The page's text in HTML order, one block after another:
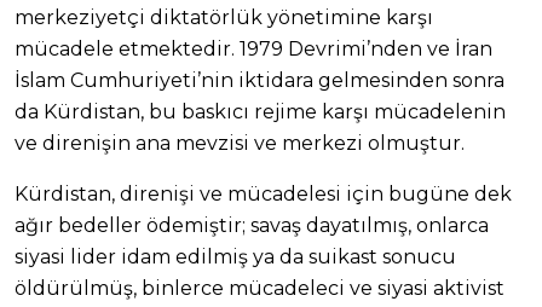
merkeziyetçi diktatörlük yönetimine karşı
mücadele etmektedir. 1979 Devrimi’nden ve İran
İslam Cumhuriyeti’nin iktidara gelmesinden sonra
da Kürdistan, bu baskıcı rejime karşı mücadelenin
ve direnişin ana mevzisi ve merkezi olmuştur.
Kürdistan, direnişi ve mücadelesi için bugüne dek
ağır bedeller ödemiştir; savaş dayatılmış, onlarca
siyasi lider idam edilmiş ya da suikast sonucu
öldürülmüş, binlerce mücadeleci ve siyasi aktivist